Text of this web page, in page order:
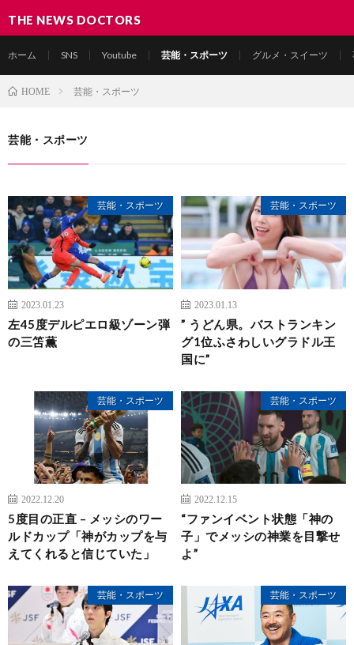
THE NEWS DOCTORS
ホーム SNS Youtube 芸能・スポーツ グルメ・スイーツ
HOME 芸能・スポーツ
芸能・スポーツ
芸能・スポーツ
2023.01.23
左45度デルピエロ級ゾーン弾
の三笘薫
芸能・スポーツ
2023.01.13
” うどん県。バストランキン
グ1位ふさわしいグラドル王
国に”
芸能・スポーツ
2022.12.20
5度目の正直 – メッシのワー
ルドカップ「神がカップを与
えてくれると信じていた」
芸能・スポーツ
2022.12.15
“ファンイベント状態「神の
子」でメッシの神業を目撃せ
よ”
芸能・スポーツ 芸能・スポーツ